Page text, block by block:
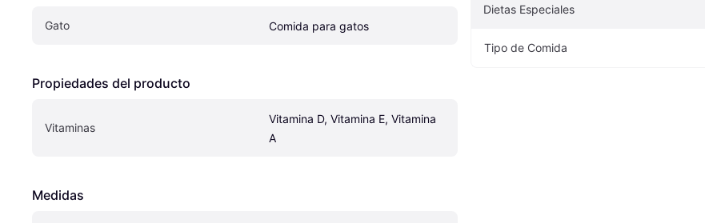
Gato Comida para gatos
Propiedades del producto
Vitaminas
Vitamina D, Vitamina E, Vitamina
A
Medidas
Dietas Especiales
Tipo de Comida